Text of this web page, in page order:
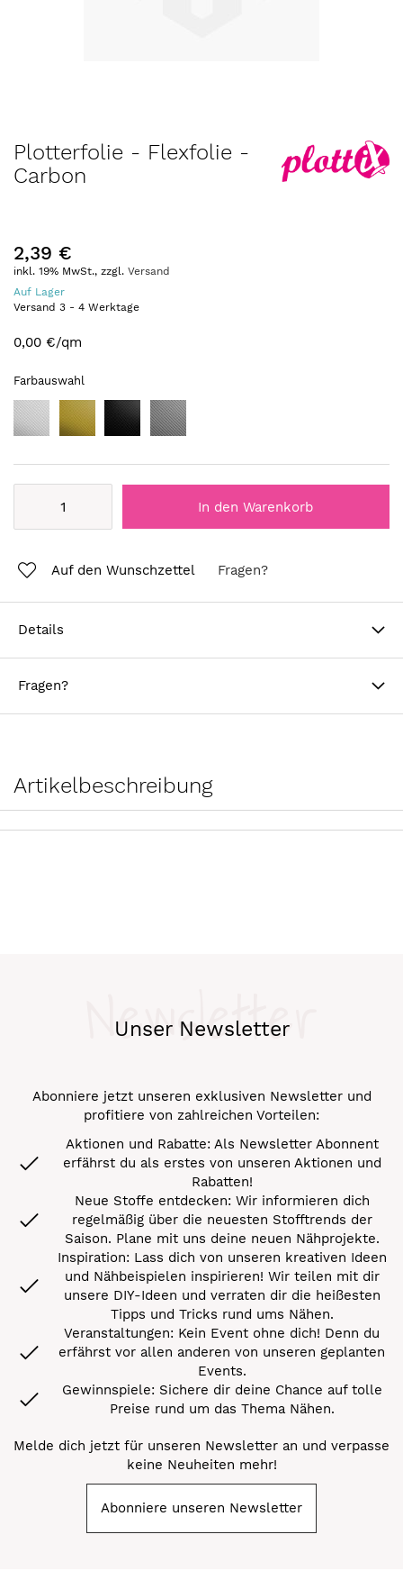
Zum
Anfang
der
Plotterfolie - Flexfolie -
Carbon
2,39 €
inkl. 19% MwSt., zzgl. Versand
Auf Lager
Versand 3 - 4 Werktage
0,00 €/qm
Farbauswahl
In den Warenkorb
Auf den Wunschzettel Fragen?
Details
Fragen?
Artikelbeschreibung
Unser Newsletter
Newsletter
Abonniere jetzt unseren exklusiven Newsletter und
profitiere von zahlreichen Vorteilen:
Aktionen und Rabatte: Als Newsletter Abonnent
erfährst du als erstes von unseren Aktionen und
Rabatten!
Neue Stoffe entdecken: Wir informieren dich
regelmäßig über die neuesten Stofftrends der
Saison. Plane mit uns deine neuen Nähprojekte.
Inspiration: Lass dich von unseren kreativen Ideen
und Nähbeispielen inspirieren! Wir teilen mit dir
unsere DIY-Ideen und verraten dir die heißesten
Tipps und Tricks rund ums Nähen.
Veranstaltungen: Kein Event ohne dich! Denn du
erfährst vor allen anderen von unseren geplanten
Events.
Gewinnspiele: Sichere dir deine Chance auf tolle
Preise rund um das Thema Nähen.
Melde dich jetzt für unseren Newsletter an und verpasse
keine Neuheiten mehr!
Abonniere unseren Newsletter